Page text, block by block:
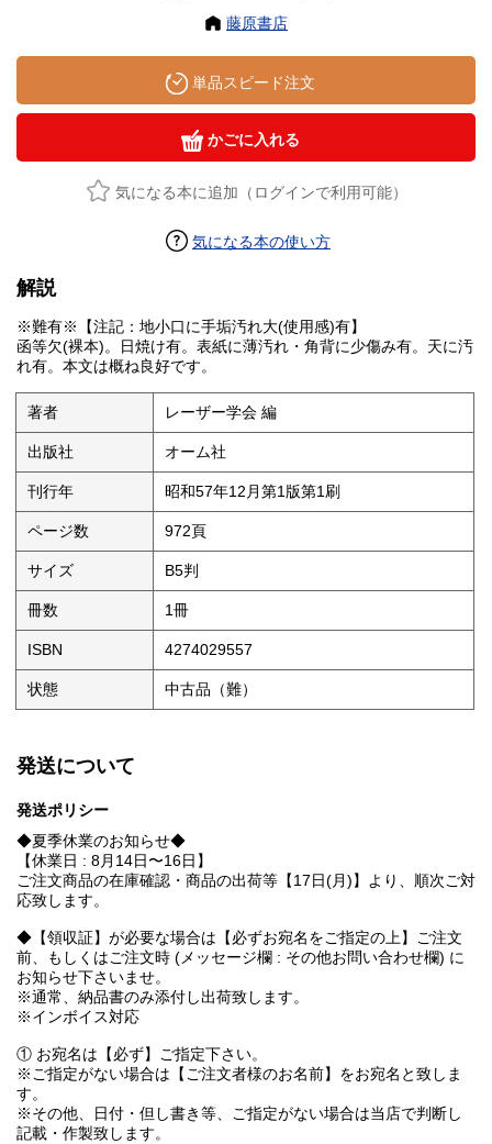
藤原書店
単品スピード注文
かごに入れる
気になる本に追加（ログインで利用可能）
気になる本の使い方
解説
※難有※【注記：地小口に手垢汚れ大(使用感)有】
函等欠(裸本)。日焼け有。表紙に薄汚れ・角背に少傷み有。天に汚
れ有。本文は概ね良好です。
著者 レーザー学会 編
出版社 オーム社
刊行年 昭和57年12月第1版第1刷
ページ数 972頁
サイズ B5判
冊数 1冊
ISBN 4274029557
状態 中古品（難）
発送について
発送ポリシー
◆夏季休業のお知らせ◆
【休業日 : 8月14日〜16日】
ご注文商品の在庫確認・商品の出荷等【17日(月)】より、順次ご対
応致します。
◆【領収証】が必要な場合は【必ずお宛名をご指定の上】ご注文
前、もしくはご注文時 (メッセージ欄 : その他お問い合わせ欄) に
お知らせ下さいませ。
※通常、納品書のみ添付し出荷致します。
※インボイス対応
① お宛名は【必ず】ご指定下さい。
※ご指定がない場合は【ご注文者様のお名前】をお宛名と致しま
す。
※その他、日付・但し書き等、ご指定がない場合は当店で判断し
記載・作製致します。